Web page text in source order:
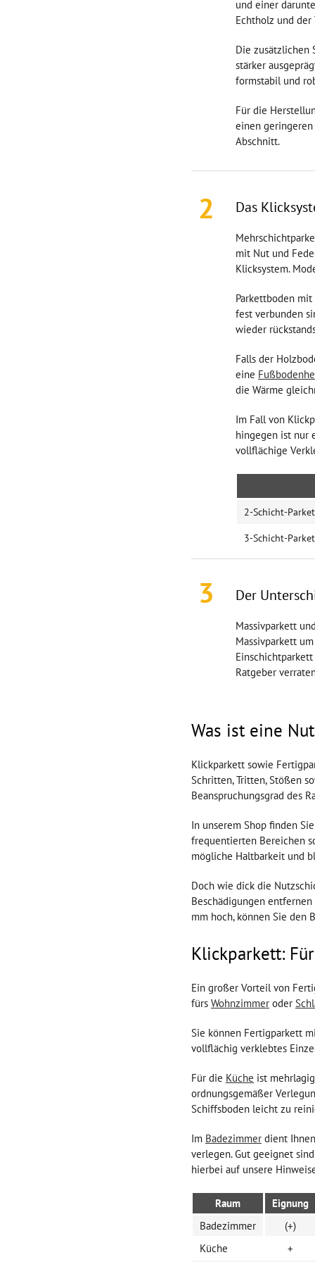
und einer
Echtholz und
Die zusätzlichen
stärker
formstabil und
Für die
einen
Abschnitt.
2 Das
mit Nut und
Klicksystem.
Parkettboden
fest verbunden
wieder
Falls der
eine
die Wärme
Im Fall von
hingegen ist nur
vollflächige
2-Schicht-
3-Schicht-
3 Der
Massivparkett
Massivparkett
Ratgeber
Was ist eine
Klickparkett sowie
Schritten, Tritten, Stößen
Beanspruchungsgrad des
In unserem Shop finden
frequentierten Bereichen
mögliche Haltbarkeit und
Doch wie dick die
Beschädigungen
mm hoch, können Sie den
Klickparkett:
Ein großer Vorteil von
fürs Wohnzimmer oder
Sie können Fertigparkett
vollflächig verklebtes
Für die Küche ist
ordnungsgemäßer
Schiffsboden leicht zu
Im Badezimmer dient
verlegen. Gut geeignet
hierbei auf unsere
Raum
Eignung
Badezimmer
(+)
Küche
+